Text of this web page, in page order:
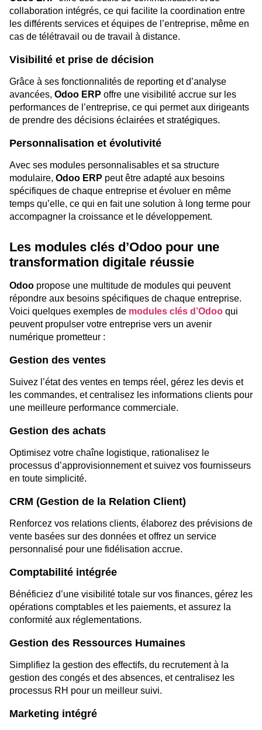
collaboration intégrés, ce qui facilite la coordination entre
les différents services et équipes de l’entreprise, même en
cas de télétravail ou de travail à distance.
Visibilité et prise de décision
Grâce à ses fonctionnalités de reporting et d’analyse
avancées, Odoo ERP offre une visibilité accrue sur les
performances de l’entreprise, ce qui permet aux dirigeants
de prendre des décisions éclairées et stratégiques.
Personnalisation et évolutivité
Avec ses modules personnalisables et sa structure
modulaire, Odoo ERP peut être adapté aux besoins
spécifiques de chaque entreprise et évoluer en même
temps qu’elle, ce qui en fait une solution à long terme pour
accompagner la croissance et le développement.
Les modules clés d’Odoo pour une
transformation digitale réussie
Odoo propose une multitude de modules qui peuvent
répondre aux besoins spécifiques de chaque entreprise.
Voici quelques exemples de modules clés d’Odoo qui
peuvent propulser votre entreprise vers un avenir
numérique prometteur :
Gestion des ventes
Suivez l’état des ventes en temps réel, gérez les devis et
les commandes, et centralisez les informations clients pour
une meilleure performance commerciale.
Gestion des achats
Optimisez votre chaîne logistique, rationalisez le
processus d’approvisionnement et suivez vos fournisseurs
en toute simplicité.
CRM (Gestion de la Relation Client)
Renforcez vos relations clients, élaborez des prévisions de
vente basées sur des données et offrez un service
personnalisé pour une fidélisation accrue.
Comptabilité intégrée
Bénéficiez d’une visibilité totale sur vos finances, gérez les
opérations comptables et les paiements, et assurez la
conformité aux réglementations.
Gestion des Ressources Humaines
Simplifiez la gestion des effectifs, du recrutement à la
gestion des congés et des absences, et centralisez les
processus RH pour un meilleur suivi.
Marketing intégré